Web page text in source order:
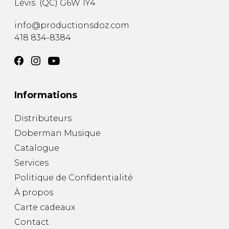
Lévis (QC) G6W 1Y4
info@productionsdoz.com
418 834-8384
Informations
Distributeurs
Doberman Musique
Catalogue
Services
Politique de Confidentialité
À propos
Carte cadeaux
Contact